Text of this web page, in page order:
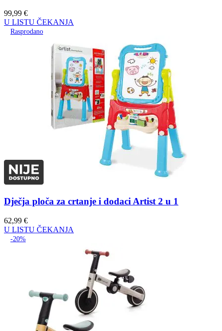
99,99 €
U LISTU ČEKANJA
Rasprodano
Dječja ploča za crtanje i dodaci Artist 2 u 1
62,99 €
U LISTU ČEKANJA
-20%